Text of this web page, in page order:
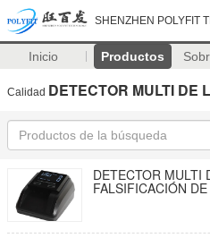
SHENZHEN POLYFIT
Inicio Productos
Calidad DETECTOR MULTI DE
DETECTOR MULTI
FALSIFICACIÓN
DE LAS
DINERO CON LA
ULTRAVIOLETA